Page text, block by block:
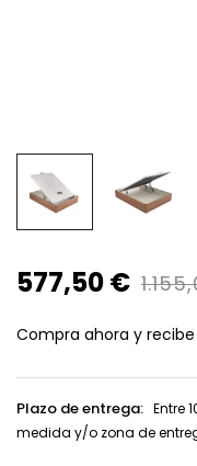
577,50 €
Compra ahora y
Plazo de entrega: Entre
medida y/o zona de